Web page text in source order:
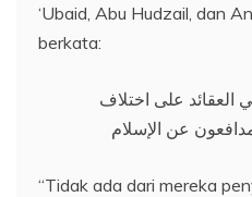
‘Ubaid, Abu Hudzail, dan
berkata:
على اختلاف
عن الإسلام
“Tidak ada dari mereka